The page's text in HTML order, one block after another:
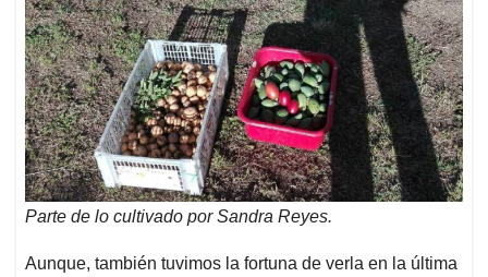
Parte de lo cultivado por Sandra Reyes.
Aunque, también tuvimos la fortuna de verla en la última